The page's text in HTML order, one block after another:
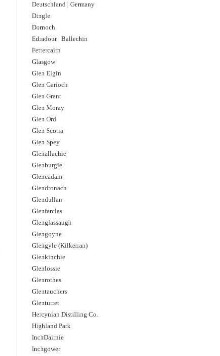
Deutschland | Germany
Dingle
Dornoch
Edradour | Ballechin
Fettercairn
Glasgow
Glen Elgin
Glen Garioch
Glen Grant
Glen Moray
Glen Ord
Glen Scotia
Glen Spey
Glenallachie
Glenburgie
Glencadam
Glendronach
Glendullan
Glenfarclas
Glenglassaugh
Glengoyne
Glengyle (Kilkerran)
Glenkinchie
Glenlossie
Glenrothes
Glentauchers
Glenturret
Hercynian Distilling Co.
Highland Park
InchDairnie
Inchgower